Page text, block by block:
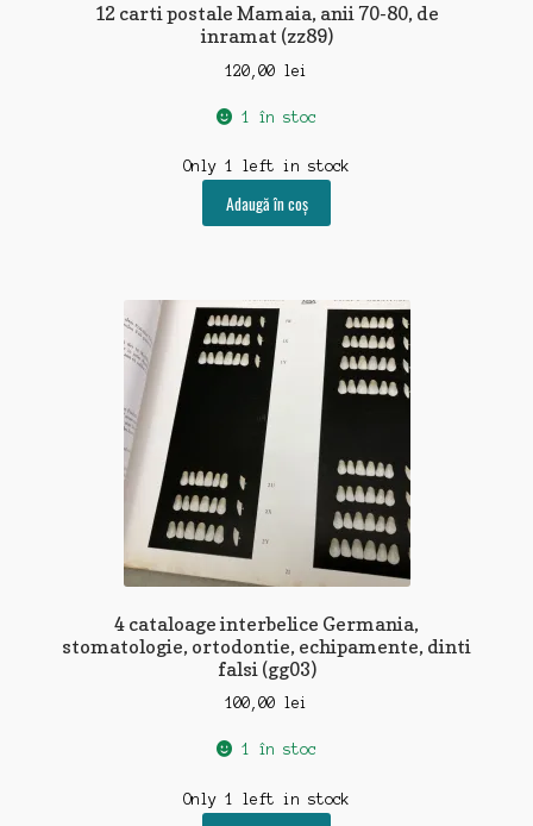
12 carti postale Mamaia, anii 70-80, de
inramat (zz89)
120,00 lei
1 în stoc
Only 1 left in stock
Adaugă în coș
4 cataloage interbelice Germania,
stomatologie, ortodontie, echipamente, dinti
falsi (gg03)
100,00 lei
1 în stoc
Only 1 left in stock